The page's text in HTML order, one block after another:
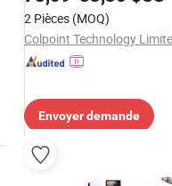
2 Pièces (MOQ)
Colpoint Technology
Envoyer demande